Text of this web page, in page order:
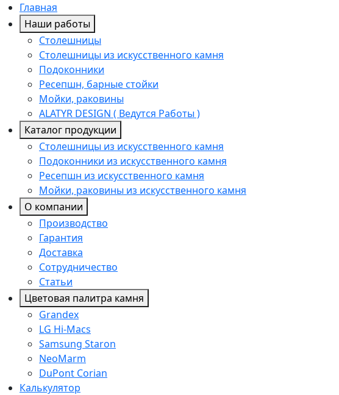
Главная
Наши работы
Столешницы
Столешницы из искусственного камня
Подоконники
Ресепшн, барные стойки
Мойки, раковины
ALATYR DESIGN ( Ведутся Работы )
Каталог продукции
Столешницы из искусственного камня
Подоконники из искусственного камня
Ресепшн из искусственного камня
Мойки, раковины из искусственного камня
О компании
Производство
Гарантия
Доставка
Сотрудничество
Статьи
Цветовая палитра камня
Grandex
LG Hi-Macs
Samsung Staron
NeoMarm
DuPont Corian
Калькулятор